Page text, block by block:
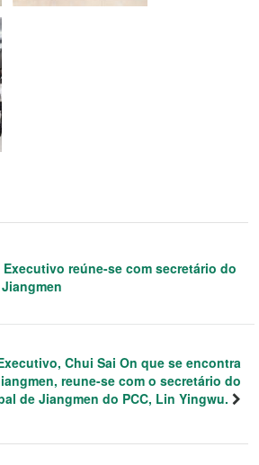
reúne-se com secretário do
Chui Sai On que se encontra
reune-se com o secretário do
de Jiangmen do PCC, Lin Yingwu.